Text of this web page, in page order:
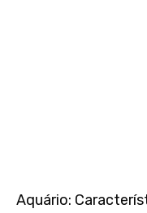
Aquário: